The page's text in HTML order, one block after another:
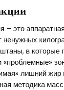
– это
ненужных
в которые
«проблемные»
лишний жир
методика